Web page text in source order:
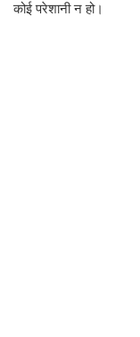
कोई परेशानी न हो।